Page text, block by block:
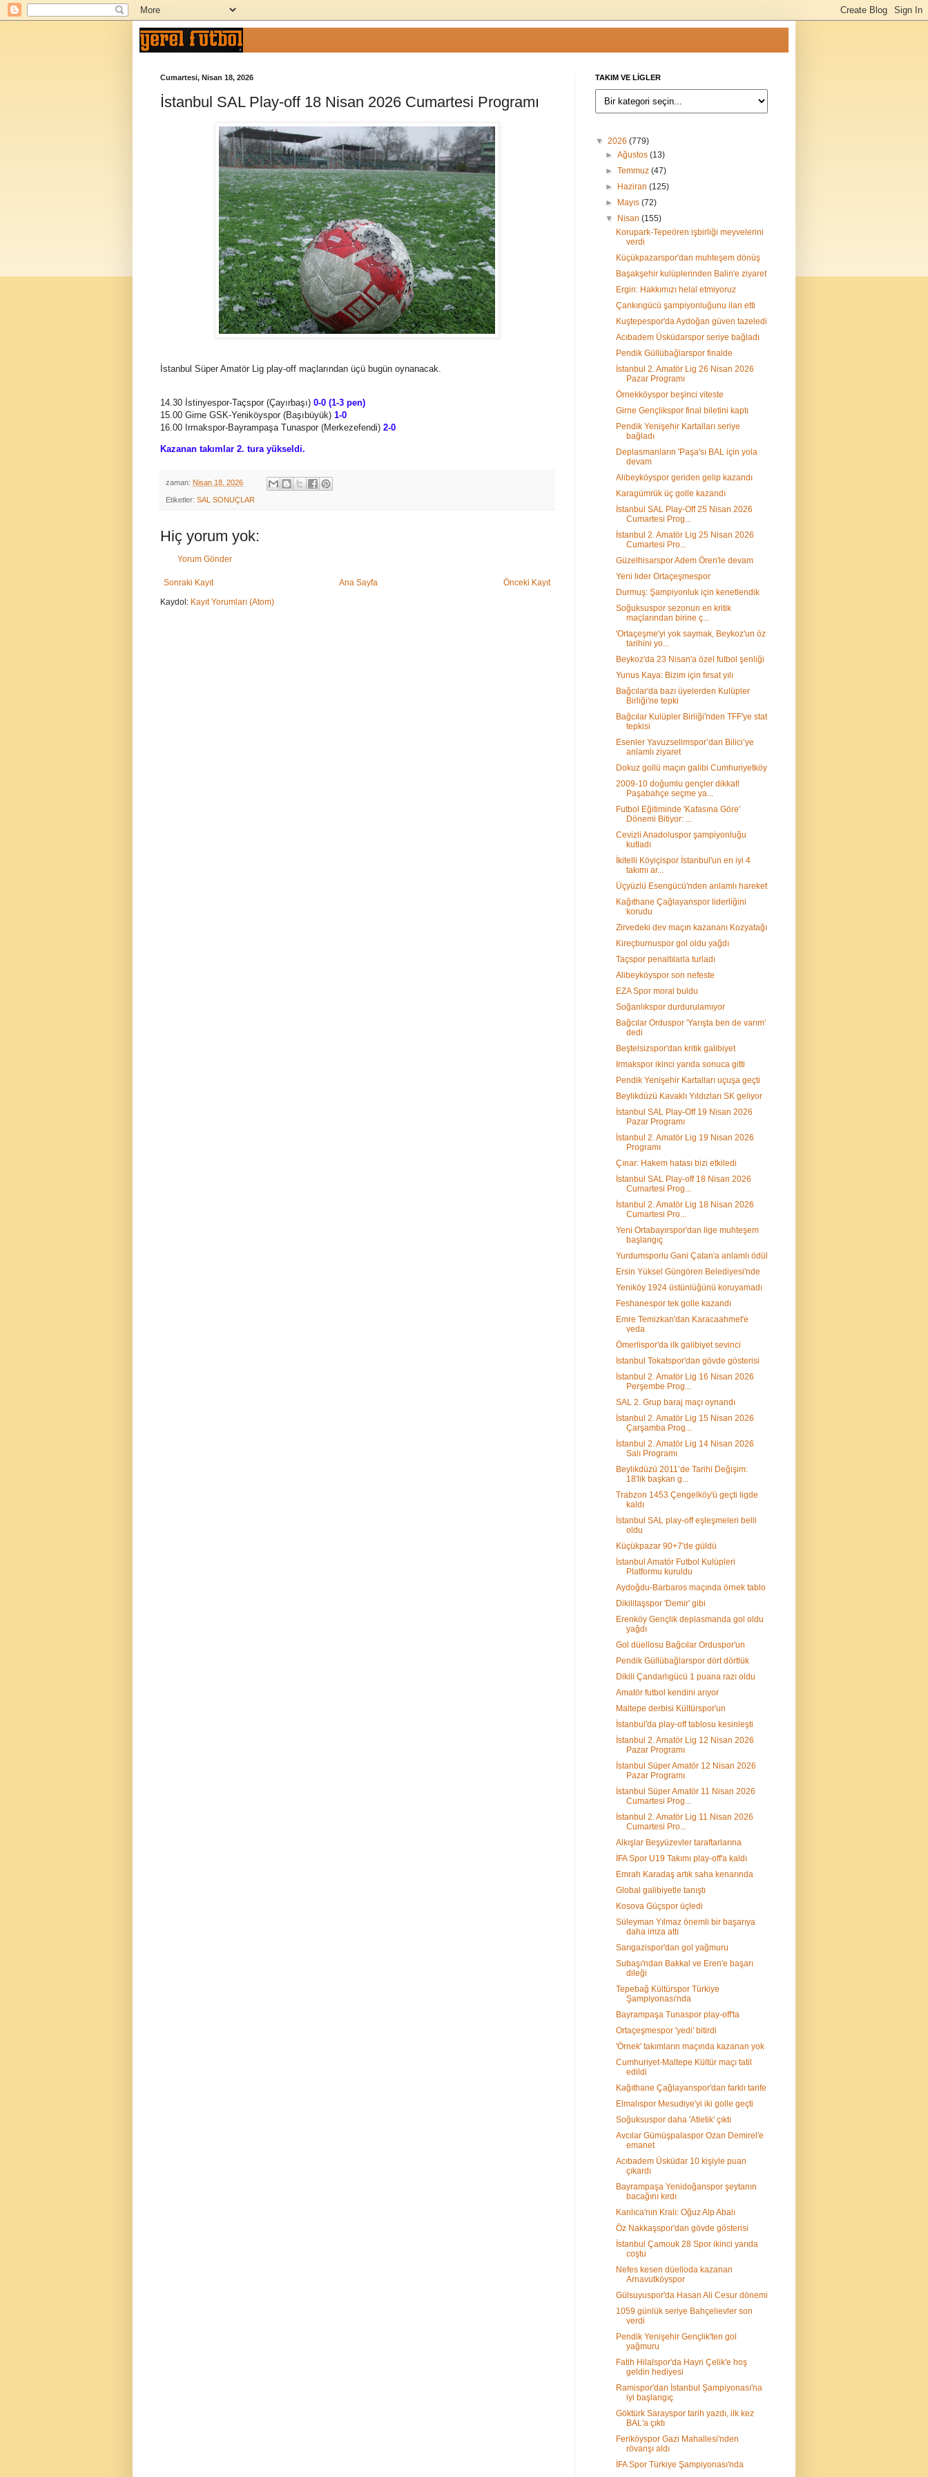
Cumartesi, Nisan 18, 2026
İstanbul SAL Play-off 18 Nisan 2026 Cumartesi Programı
İstanbul Süper Amatör Lig play-off maçlarından üçü bugün oynanacak.
14.30 İstinyespor-Taçspor (Çayırbaşı) 0-0 (1-3 pen)
15.00 Girne GSK-Yeniköyspor (Başıbüyük) 1-0
16.00 Irmakspor-Bayrampaşa Tunaspor (Merkezefendi) 2-0
Kazanan takımlar 2. tura yükseldi.
zaman: Nisan 18, 2026
Etiketler: SAL SONUÇLAR
Hiç yorum yok:
Yorum Gönder
Sonraki Kayıt Önceki Kayıt
Ana Sayfa
Kaydol: Kayıt Yorumları (Atom)
TAKIM VE LİGLER
▼ 2026 (779)
►Ağustos(13)
►Temmuz(47)
►
Haziran(125)
►
Mayıs(72)
▼
Nisan(155)
Korupark-Tepeören işbirliği meyvelerini
verdi
Küçükpazarspor'dan muhteşem dönüş
Başakşehir kulüplerinden Balin'e ziyaret
Ergin: Hakkımızı helal etmiyoruz
Çankırıgücü şampiyonluğunu ilan etti
Kuştepespor'da Aydoğan güven tazeledi
Acıbadem Üsküdarspor seriye bağladı
Pendik Güllübağlarspor finalde
İstanbul 2. Amatör Lig 26 Nisan 2026
Pazar Programı
Örnekköyspor beşinci viteste
Girne Gençlikspor final biletini kaptı
Pendik Yenişehir Kartalları seriye
bağladı
Deplasmanların 'Paşa'sı BAL için yola
devam
Alibeyköyspor geriden gelip kazandı
Karagümrük üç golle kazandı
İstanbul SAL Play-Off 25 Nisan 2026
Cumartesi Prog...
İstanbul 2. Amatör Lig 25 Nisan 2026
Cumartesi Pro...
Güzelhisarspor Adem Ören'le devam
Yeni lider Ortaçeşmespor
Durmuş: Şampiyonluk için kenetlendik
Soğuksuspor sezonun en kritik
maçlarından birine ç...
'Ortaçeşme'yi yok saymak, Beykoz'un öz
tarihini yo...
Beykoz'da 23 Nisan'a özel futbol şenliği
Yunus Kaya: Bizim için fırsat yılı
Bağcılar'da bazı üyelerden Kulüpler
Birliği'ne tepki
Bağcılar Kulüpler Birliği'nden TFF'ye stat
tepkisi
Esenler Yavuzselimspor’dan Bilici’ye
anlamlı ziyaret
Dokuz gollü maçın galibi Cumhuriyetköy
2009-10 doğumlu gençler dikkat!
Paşabahçe seçme ya...
Futbol Eğitiminde 'Kafasına Göre'
Dönemi Bitiyor: ...
Cevizli Anadoluspor şampiyonluğu
kutladı
İkitelli Köyiçispor İstanbul'un en iyi 4
takımı ar...
Üçyüzlü Esengücü'nden anlamlı hareket
Kağıthane Çağlayanspor liderliğini
korudu
Zirvedeki dev maçın kazananı Kozyatağı
Kireçburnuspor gol oldu yağdı
Taçspor penaltılarla turladı
Alibeyköyspor son nefeste
EZA Spor moral buldu
Soğanlıkspor durdurulamıyor
Bağcılar Orduspor 'Yarışta ben de varım'
dedi
Beştelsizspor'dan kritik galibiyet
Irmakspor ikinci yarıda sonuca gitti
Pendik Yenişehir Kartalları uçuşa geçti
Beylikdüzü Kavaklı Yıldızları SK geliyor
İstanbul SAL Play-Off 19 Nisan 2026
Pazar Programı
İstanbul 2. Amatör Lig 19 Nisan 2026
Programı
Çınar: Hakem hatası bizi etkiledi
İstanbul SAL Play-off 18 Nisan 2026
Cumartesi Prog...
İstanbul 2. Amatör Lig 18 Nisan 2026
Cumartesi Pro...
Yeni Ortabayırspor'dan lige muhteşem
başlangıç
Yurdumsporlu Gani Çatan'a anlamlı ödül
Ersin Yüksel Güngören Belediyesi'nde
Yeniköy 1924 üstünlüğünü koruyamadı
Feshanespor tek golle kazandı
Emre Temizkan'dan Karacaahmet'e
veda
Ömerlispor'da ilk galibiyet sevinci
İstanbul Tokatspor'dan gövde gösterisi
İstanbul 2. Amatör Lig 16 Nisan 2026
Perşembe Prog...
SAL 2. Grup baraj maçı oynandı
İstanbul 2. Amatör Lig 15 Nisan 2026
Çarşamba Prog...
İstanbul 2. Amatör Lig 14 Nisan 2026
Salı Programı
Beylikdüzü 2011’de Tarihi Değişim:
18'lik başkan g...
Trabzon 1453 Çengelköy'ü geçti ligde
kaldı
İstanbul SAL play-off eşleşmeleri belli
oldu
Küçükpazar 90+7'de güldü
İstanbul Amatör Futbol Kulüpleri
Platformu kuruldu
Aydoğdu-Barbaros maçında örnek tablo
Dikilitaşspor 'Demir' gibi
Erenköy Gençlik deplasmanda gol oldu
yağdı
Gol düellosu Bağcılar Orduspor'un
Pendik Güllübağlarspor dört dörtlük
Dikili Çandarlıgücü 1 puana razı oldu
Amatör futbol kendini arıyor
Maltepe derbisi Kültürspor'un
İstanbul'da play-off tablosu kesinleşti
İstanbul 2. Amatör Lig 12 Nisan 2026
Pazar Programı
İstanbul Süper Amatör 12 Nisan 2026
Pazar Programı
İstanbul Süper Amatör 11 Nisan 2026
Cumartesi Prog...
İstanbul 2. Amatör Lig 11 Nisan 2026
Cumartesi Pro...
Alkışlar Beşyüzevler taraftarlarına
İFA Spor U19 Takımı play-off'a kaldı
Emrah Karadaş artık saha kenarında
Global galibiyetle tanıştı
Kosova Güçspor üçledi
Süleyman Yılmaz önemli bir başarıya
daha imza attı
Sarıgazispor'dan gol yağmuru
Subaşı'ndan Bakkal ve Eren'e başarı
dileği
Tepebağ Kültürspor Türkiye
Şampiyonası'nda
Bayrampaşa Tunaspor play-off'ta
Ortaçeşmespor 'yedi' bitirdi
'Örnek' takımların maçında kazanan yok
Cumhuriyet-Maltepe Kültür maçı tatil
edildi
Kağıthane Çağlayanspor'dan farklı tarife
Elmalıspor Mesudiye'yi iki golle geçti
Soğuksuspor daha 'Atletik' çıktı
Avcılar Gümüşpalaspor Ozan Demirel'e
emanet
Acıbadem Üsküdar 10 kişiyle puan
çıkardı
Bayrampaşa Yenidoğanspor şeytanın
bacağını kırdı
Kanlıca'nın Kralı: Oğuz Alp Abalı
Öz Nakkaşspor'dan gövde gösterisi
İstanbul Çamouk 28 Spor ikinci yarıda
coştu
Nefes kesen düelloda kazanan
Arnavutköyspor
Gülsuyuspor'da Hasan Ali Cesur dönemi
1059 günlük seriye Bahçelievler son
verdi
Pendik Yenişehir Gençlik'ten gol
yağmuru
Fatih Hilalspor'da Hayri Çelik'e hoş
geldin hediyesi
Ramispor'dan İstanbul Şampiyonası'na
iyi başlangıç
Göktürk Sarayspor tarih yazdı, ilk kez
BAL'a çıktı
Feriköyspor Gazi Mahallesi'nden
rövanşı aldı
İFA Spor Türkiye Şampiyonası'nda